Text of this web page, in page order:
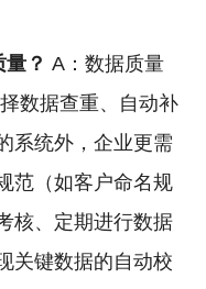
？ A：数据质量
数据查重、自动补
系统外，企业更需
范（如客户命名规
核、定期进行数据
关键数据的自动校